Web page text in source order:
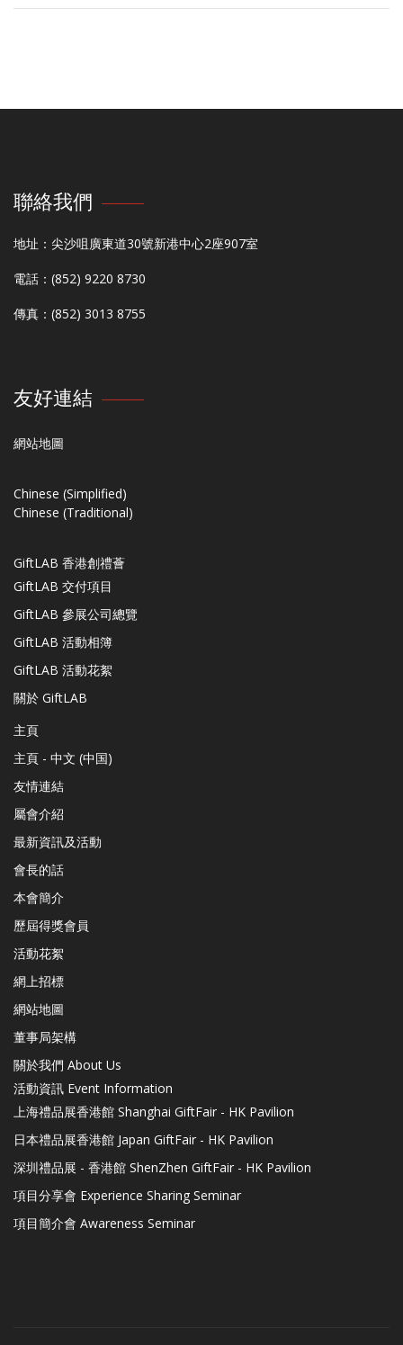
聯絡我們
地址：尖沙咀廣東道30號新港中心2座907室
電話：(852) 9220 8730
傳真：(852) 3013 8755
友好連結
網站地圖
Chinese (Simplified)
Chinese (Traditional)
GiftLAB 香港創禮薈
GiftLAB 交付項目
GiftLAB 參展公司總覽
GiftLAB 活動相簿
GiftLAB 活動花絮
關於 GiftLAB
主頁
主頁 - 中文 (中国)
友情連結
屬會介紹
最新資訊及活動
會長的話
本會簡介
歷屆得獎會員
活動花絮
網上招標
網站地圖
董事局架構
關於我們 About Us
活動資訊 Event Information
上海禮品展香港館 Shanghai GiftFair - HK Pavilion
日本禮品展香港館 Japan GiftFair - HK Pavilion
深圳禮品展 - 香港館 ShenZhen GiftFair - HK Pavilion
項目分享會 Experience Sharing Seminar
項目簡介會 Awareness Seminar